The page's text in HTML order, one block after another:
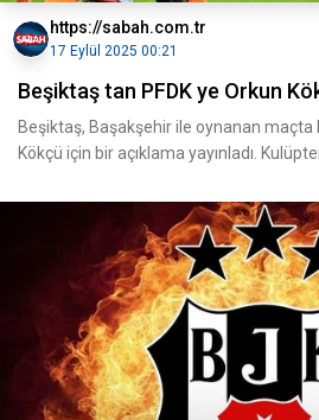
https://sabah.com.tr
17 Eylül 2025 00:21
Beşiktaş tan PFDK ye Orkun
Beşiktaş, Başakşehir ile oynanan maçta
Kökçü için bir açıklama yayınladı.